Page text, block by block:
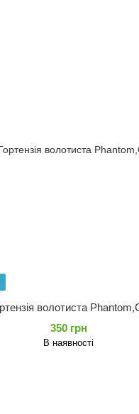
волотиста
350 грн
В наявності